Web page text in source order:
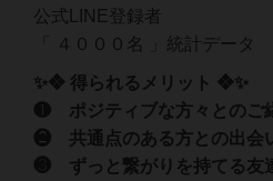
公式LINE登録者
「 ４０００名 」統計データ
✨❖ 得られるメリット ❖✨
❶ ポジティブな方々とのご
❷ 共通点のある方との出会
❸ ずっと繋がりを持てる友